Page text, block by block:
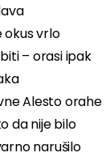
okus vrlo
– orasi ipak
Alesto orahe
da nije bilo
narušilo